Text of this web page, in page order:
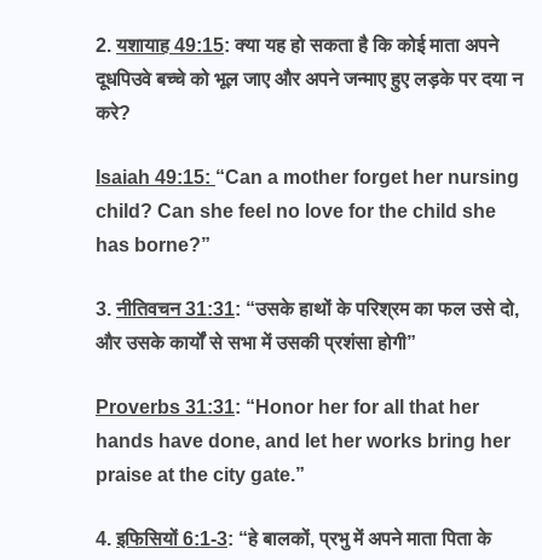
2.यशायाह 49:15: क्या यह हो सकता है कि कोई माता अपने
दूधपिउवे बच्चे को भूल जाए और अपने जन्माए हुए लड़के पर दया न
करे?
Isaiah 49:15: “Can a mother forget her nursing
child? Can she feel no love for the child she
has borne?”
3.नीतिवचन 31:31: “उसके हाथों के परिश्रम का फल उसे दो,
और उसके कार्यों से सभा में उसकी प्रशंसा होगी”
Proverbs 31:31: “Honor her for all that her
hands have done, and let her works bring her
praise at the city gate.”
4.इफिसियों 6:1-3: “हे बालकों, प्रभु में अपने माता पिता के